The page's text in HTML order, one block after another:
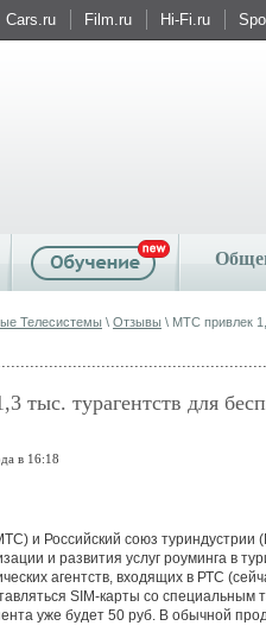
Cars.ru Film.ru Hi-Fi.ru
Телесистемы \ Отзывы \ МТС привлек
тыс. турагентств для
в 16:18
и Российский союз туриндустрии
и развития услуг роуминга в
агентств, входящих в РТС
SIM-карты со
уже будет 50 руб. В обычной